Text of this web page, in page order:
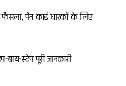
पैन कार्ड धारकों के लिए
स्टेप पूरी जानकारी